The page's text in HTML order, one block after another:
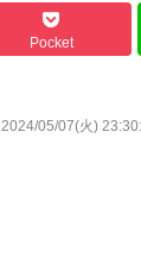
Pocket
2024/05/07(火)